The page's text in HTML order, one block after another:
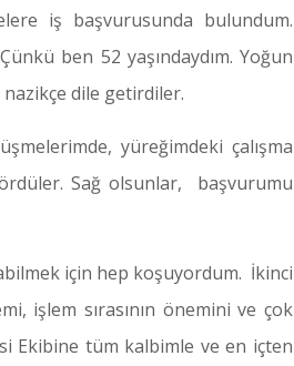
iş başvurusunda bulundum.
ben 52 yaşındaydım. Yoğun
nazikçe dile getirdiler.
yüreğimdeki çalışma
Sağ olsunlar, başvurumu
için hep koşuyordum. İkinci
işlem sırasının önemini ve çok
Ekibine tüm kalbimle ve en içten